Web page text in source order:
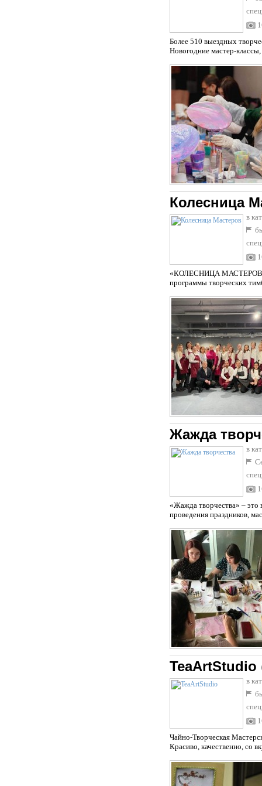
Более 510 выездных
Новогодние мастер-
Колесница
в
«КОЛЕСНИЦА МАСТЕРОВ» -
программы творческих
Жажда
в
«Жажда творчества» – это
проведения праздников,
TeaArtStudio
в
Чайно-Творческая
Красиво, качественно, со